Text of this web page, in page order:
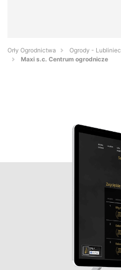
Orły Ogrodnictwa
Ogrody - Lubliniec
Maxi s.c. Centrum ogrodnicze